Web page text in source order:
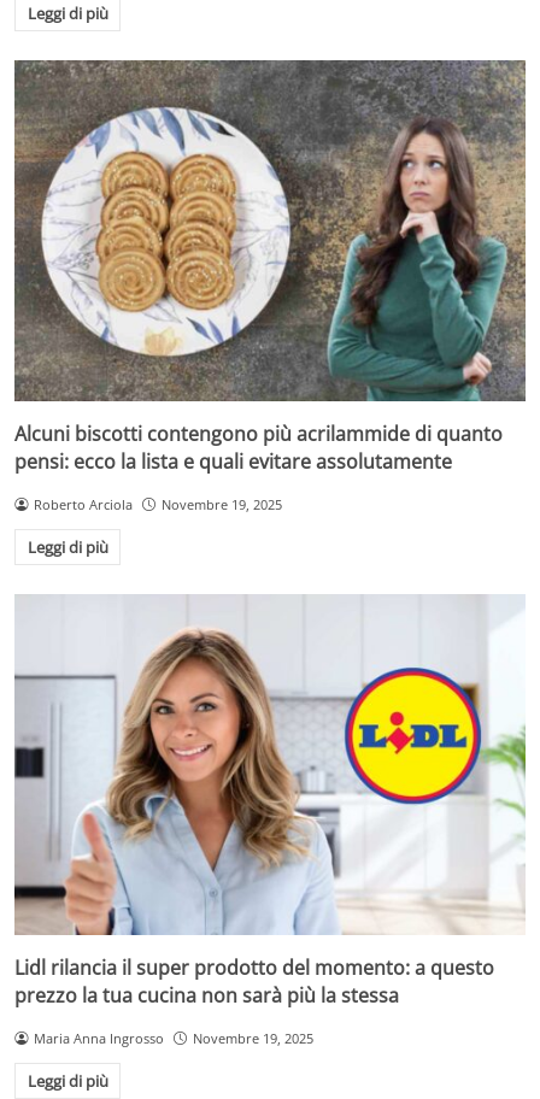
In sintesi, la scelta di mangiare la buccia della mela
biologica rappresenta un passo importante verso
un’ alimentazione più completa e salutare, sostenuta da
aziende agricole che operano con passione e rigore
nella produzione biologica certificata.
Leggi di più
Alcuni biscotti contengono più acrilammide di quanto
pensi: ecco la lista e quali evitare assolutamente
Roberto Arciola Novembre 19, 2025
Leggi di più
Lidl rilancia il super prodotto del momento: a questo
prezzo la tua cucina non sarà più la stessa
Maria Anna Ingrosso Novembre 19, 2025
Leggi di più